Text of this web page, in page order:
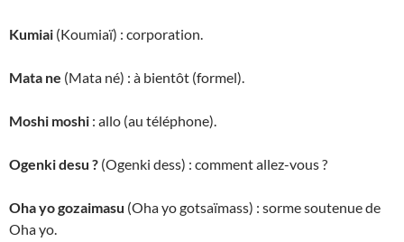
Kumiai (Koumiaï) : corporation.
Mata ne (Mata né) : à bientôt (formel).
Moshi moshi : allo (au téléphone).
Ogenki desu ? (Ogenki dess) : comment allez-vous ?
Oha yo gozaimasu (Oha yo gotsaïmass) : sorme soutenue de
Oha yo.